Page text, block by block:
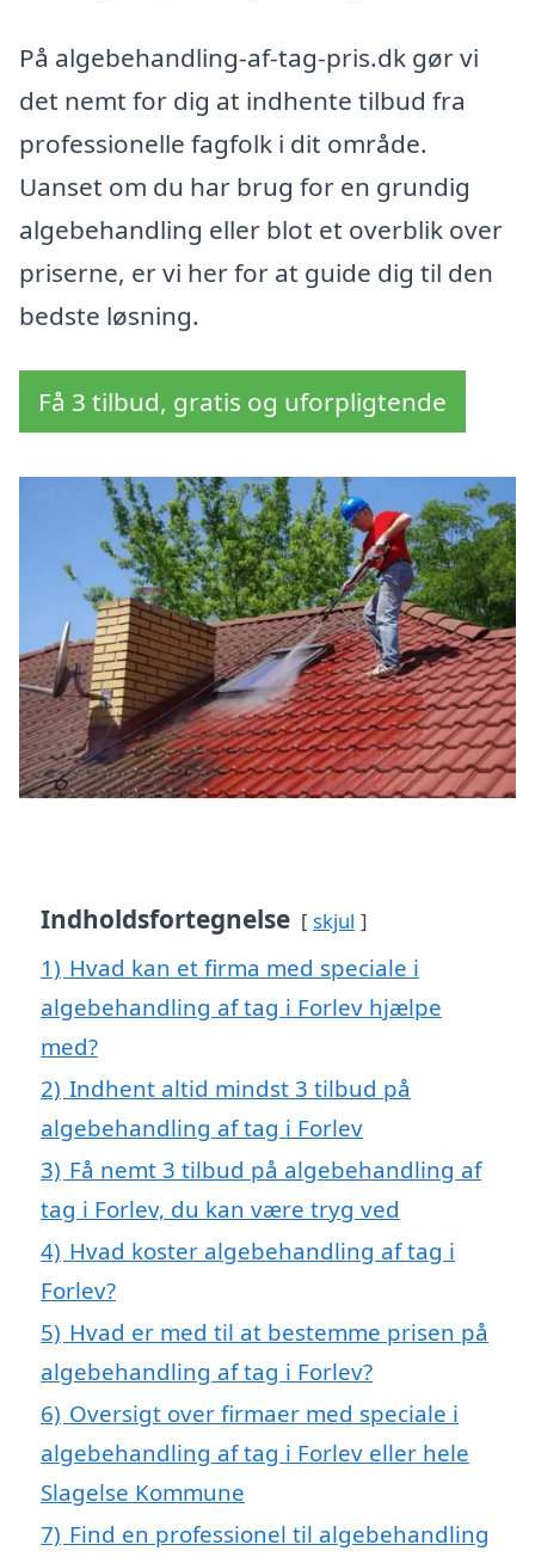
På algebehandling-af-tag-pris.dk gør vi
det nemt for dig at indhente tilbud fra
professionelle fagfolk i dit område.
Uanset om du har brug for en grundig
algebehandling eller blot et overblik over
priserne, er vi her for at guide dig til den
bedste løsning.
Få 3 tilbud, gratis og uforpligtende
Indholdsfortegnelse skjul
1) Hvad kan et firma med speciale i
algebehandling af tag i Forlev hjælpe
med?
2) Indhent altid mindst 3 tilbud på
algebehandling af tag i Forlev
3) Få nemt 3 tilbud på algebehandling af
tag i Forlev, du kan være tryg ved
4) Hvad koster algebehandling af tag i
Forlev?
5) Hvad er med til at bestemme prisen på
algebehandling af tag i Forlev?
6) Oversigt over firmaer med speciale i
algebehandling af tag i Forlev eller hele
Slagelse Kommune
7) Find en professionel til algebehandling